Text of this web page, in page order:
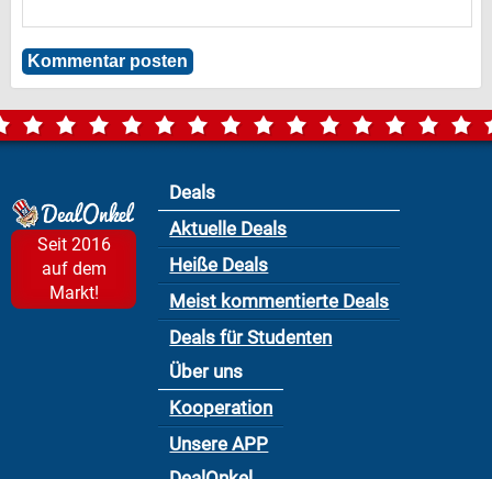
Seit 2016
auf dem
Markt!
Deals
Aktuelle Deals
Heiße Deals
Meist kommentierte Deals
Deals für Studenten
Über uns
Kooperation
Unsere APP